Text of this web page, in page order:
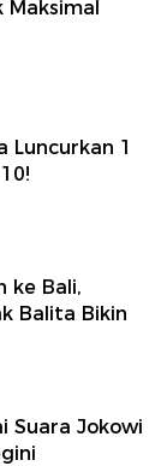
Maksimal
Luncurkan 1
ke Bali,
Balita Bikin
Suara Jokowi